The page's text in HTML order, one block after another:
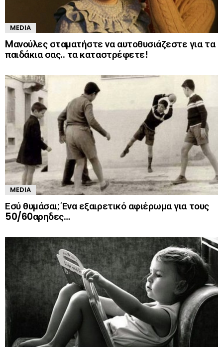
MEDIA
Mανούλες σταματήστε να αυτοθυσιάζεστε για τα
παιδάκια σας.. τα καταστρέφετε!
MEDIA
Εσύ θυμάσαι; Ένα εξαιρετικό αφιέρωμα για τους
50/60αρηδες…